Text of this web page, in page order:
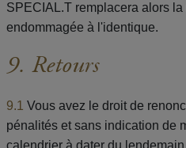
SPECIAL.T remplacera alors
endommagée à l'identique.
9. Retours
9.1 Vous avez le droit de
pénalités et sans indication de
calendrier à dater du